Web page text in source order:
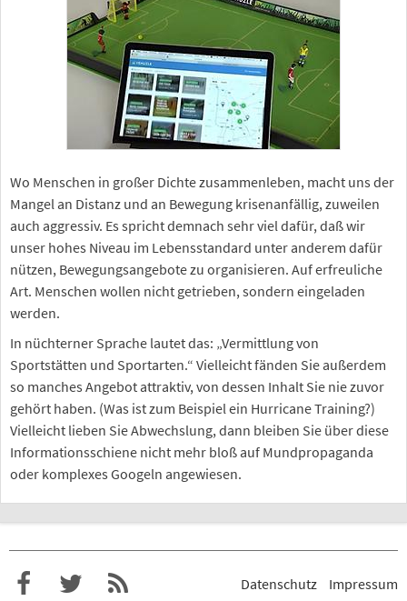
Wo Menschen in großer Dichte zusammenleben, macht uns der
Mangel an Distanz und an Bewegung krisenanfällig, zuweilen
auch aggressiv. Es spricht demnach sehr viel dafür, daß wir
unser hohes Niveau im Lebensstandard unter anderem dafür
nützen, Bewegungsangebote zu organisieren. Auf erfreuliche
Art. Menschen wollen nicht getrieben, sondern eingeladen
werden.
In nüchterner Sprache lautet das: „Vermittlung von
Sportstätten und Sportarten.“ Vielleicht fänden Sie außerdem
so manches Angebot attraktiv, von dessen Inhalt Sie nie zuvor
gehört haben. (Was ist zum Beispiel ein Hurricane Training?)
Vielleicht lieben Sie Abwechslung, dann bleiben Sie über diese
Informationsschiene nicht mehr bloß auf Mundpropaganda
oder komplexes Googeln angewiesen.
Datenschutz Impressum